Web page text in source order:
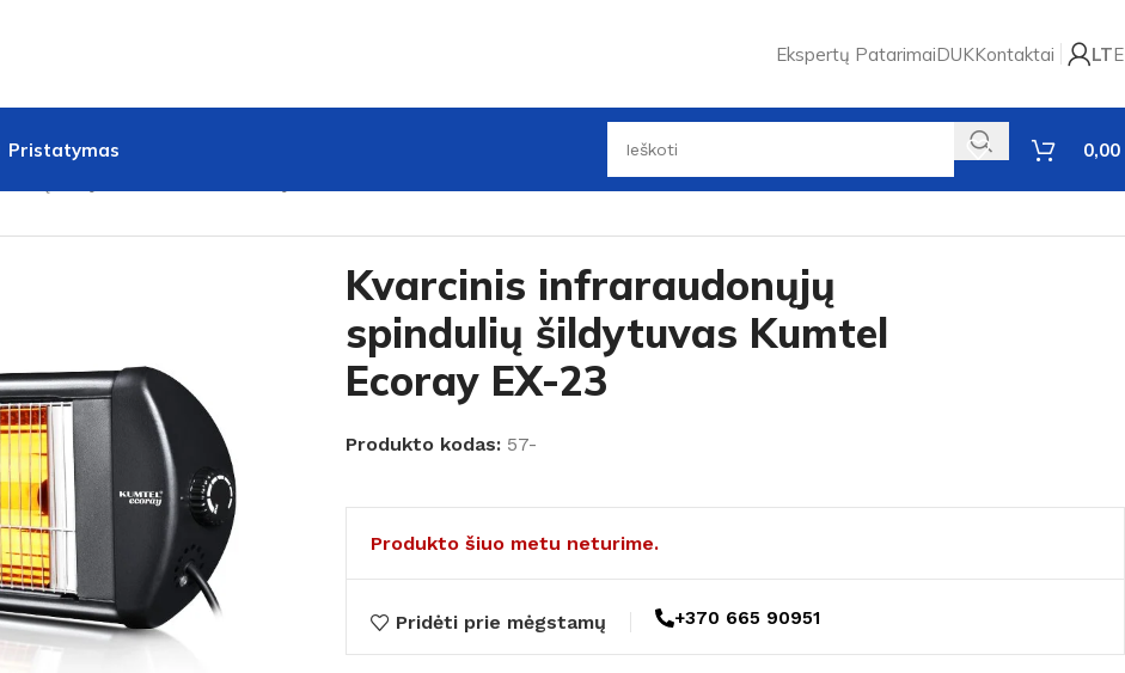
Ekspertų PatarimaiDUKKontaktai LT
Pristatymas
0,00
Kvarcinis infraraudonųjų
spindulių šildytuvas Kumtel
Ecoray EX-23
Produkto kodas: 57-
Produkto šiuo metu neturime.
Pridėti prie mėgstamų +370 665 90951